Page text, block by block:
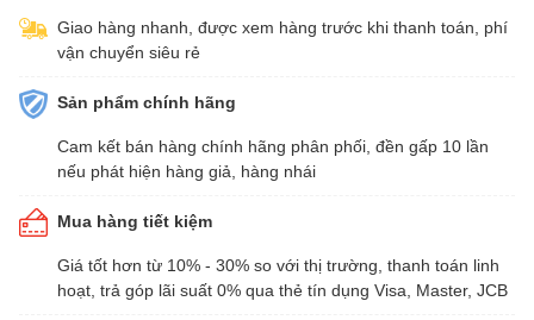
Giao hàng nhanh, được xem hàng trước khi thanh toán, phí
vận chuyển siêu rẻ
Sản phẩm chính hãng
Cam kết bán hàng chính hãng phân phối, đền gấp 10 lần
nếu phát hiện hàng giả, hàng nhái
Mua hàng tiết kiệm
Giá tốt hơn từ 10% - 30% so với thị trường, thanh toán linh
hoạt, trả góp lãi suất 0% qua thẻ tín dụng Visa, Master, JCB